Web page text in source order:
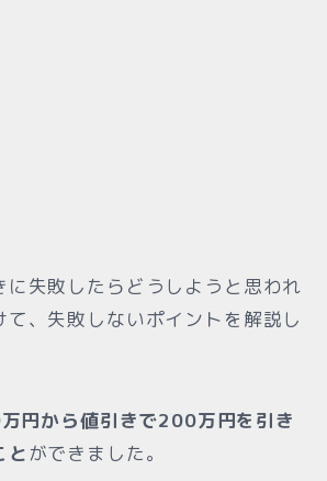
に失敗したらどうしようと思われ
て、失敗しないポイントを解説し
円から値引きで200万円を引き
とができました。